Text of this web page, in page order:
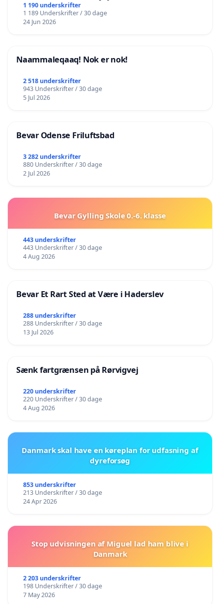
lokalområde i balance
1 190 underskrifter
1 189 Underskrifter / 30 dage
24 Jun 2026
Naammaleqaaq! Nok er nok!
2 518 underskrifter
943 Underskrifter / 30 dage
5 Jul 2026
Bevar Odense Friluftsbad
3 282 underskrifter
880 Underskrifter / 30 dage
2 Jul 2026
Bevar Gylling Skole 0.-6. klasse
443 underskrifter
443 Underskrifter / 30 dage
4 Aug 2026
Bevar Et Rart Sted at Være i Haderslev
288 underskrifter
288 Underskrifter / 30 dage
13 Jul 2026
Sænk fartgrænsen på Rørvigvej
220 underskrifter
220 Underskrifter / 30 dage
4 Aug 2026
Danmark skal have en køreplan for udfasning af
dyreforsøg
853 underskrifter
213 Underskrifter / 30 dage
24 Apr 2026
Stop udvisningen af Miguel lad ham blive i
Danmark
2 203 underskrifter
198 Underskrifter / 30 dage
7 May 2026